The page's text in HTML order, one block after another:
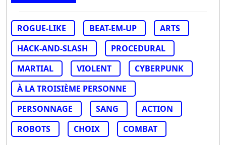
ROGUE-LIKE BEAT-EM-UP
ARTS
HACK-AND-SLASH
PROCEDURAL
MARTIAL
VIOLENT
CYBERPUNK
À LA TROISIÈME PERSONNE
PERSONNAGE
SANG
ACTION
ROBOTS
CHOIX COMBAT